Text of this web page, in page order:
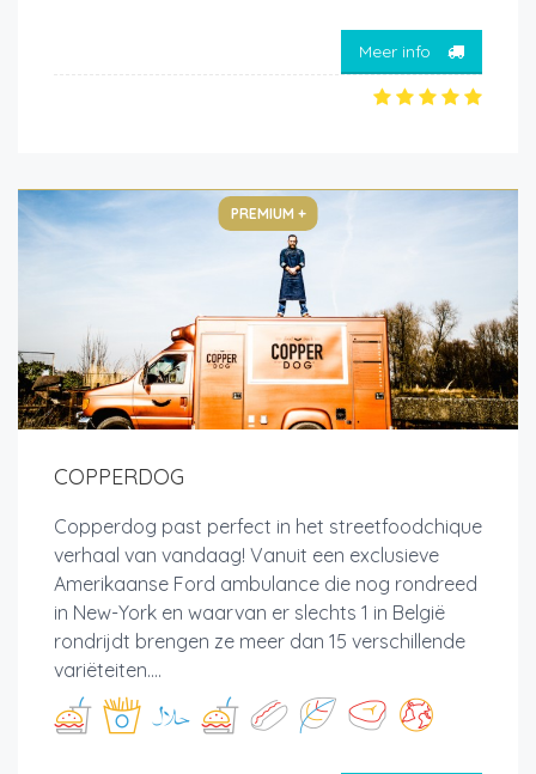
Meer info
PREMIUM +
COPPERDOG
Copperdog past perfect in het streetfoodchique
verhaal van vandaag! Vanuit een exclusieve
Amerikaanse Ford ambulance die nog rondreed
in New-York en waarvan er slechts 1 in België
rondrijdt brengen ze meer dan 15 verschillende
variëteiten....